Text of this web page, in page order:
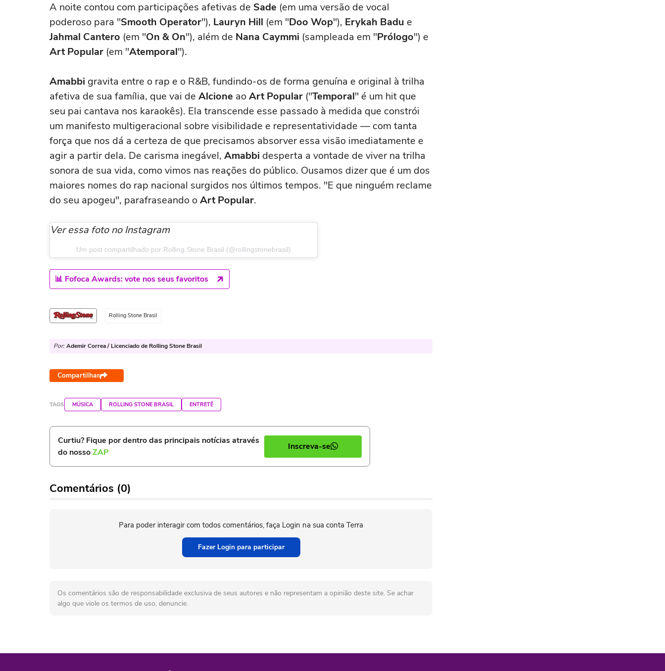
A noite contou com participações afetivas de Sade (em uma versão de vocal
poderoso para "Smooth Operator"), Lauryn Hill (em "Doo Wop"), Erykah Badu e
Jahmal Cantero (em "On & On"), além de Nana Caymmi (sampleada em "Prólogo") e
Art Popular (em "Atemporal").
Amabbi gravita entre o rap e o R&B, fundindo-os de forma genuína e original à trilha
afetiva de sua família, que vai de Alcione aoArt Popular ("Temporal" é um hit que
seu pai cantava nos karaokês). Ela transcende esse passado à medida que constrói
um manifesto multigeracional sobre visibilidade e representatividade — com tanta
força que nos dá a certeza de que precisamos absorver essa visão imediatamente e
agir a partir dela. De carisma inegável, Amabbi desperta a vontade de viver na trilha
sonora de sua vida, como vimos nas reações do público. Ousamos dizer que é um dos
maiores nomes do rap nacional surgidos nos últimos tempos. "E que ninguém reclame
do seu apogeu", parafraseando oArt Popular.
Ver essa foto no Instagram
Um post compartilhado por Rolling Stone Brasil (@rollingstonebrasil)
📊 Fofoca Awards: vote nos seus favoritos
Rolling Stone Brasil
Por: Ademir Correa / Licenciado de Rolling Stone Brasil
Compartilhar
TAGS MÚSICA ROLLING STONE BRASIL ENTRETÊ
Curtiu? Fique por dentro das principais notícias através
do nossoZAP
Inscreva-se
Comentários (0)
Para poder interagir com todos comentários, faça Login na sua conta Terra
Fazer Login para participar
Os comentários são de responsabilidade exclusiva de seus autores e não representam a opinião deste site. Se achar
algo que viole os termos de uso, denuncie.